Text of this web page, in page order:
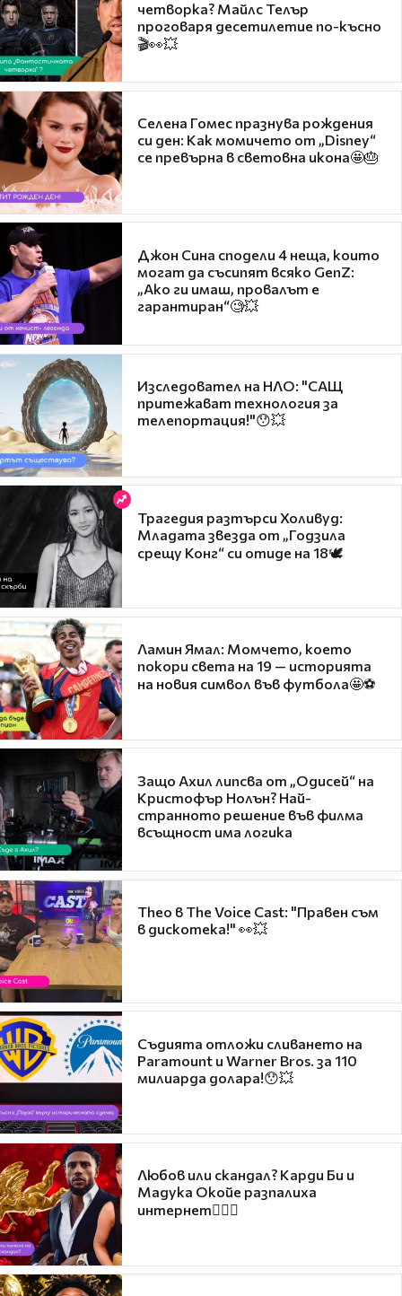
четворка? Майлс Телър
проговаря десетилетие по-късно
🎬👀💥
Селена Гомес празнува рождения
си ден: Как момичето от „Disney“
се превърна в световна икона🤩🎂
Джон Сина сподели 4 неща, които
могат да съсипят всяко GenZ:
„Ако ги имаш, провалът е
гарантиран“🧐💥
Изследовател на НЛО: "САЩ
притежават технология за
телепортация!"😯💥
Трагедия разтърси Холивуд:
Младата звезда от „Годзила
срещу Конг“ си отиде на 18🕊️
Ламин Ямал: Момчето, което
покори света на 19 — историята
на новия символ във футбола🤩⚽
Защо Ахил липсва от „Одисей“ на
Кристофър Нолън? Най-
странното решение във филма
всъщност има логика
Theo в The Voice Cast: "Правен съм
в дискотека!" 👀💥
Съдията отложи сливането на
Paramount и Warner Bros. за 110
милиарда долара!😯💥
Любов или скандал? Карди Би и
Мадука Окойе разпалиха
интернет❤️‍🔥🔥